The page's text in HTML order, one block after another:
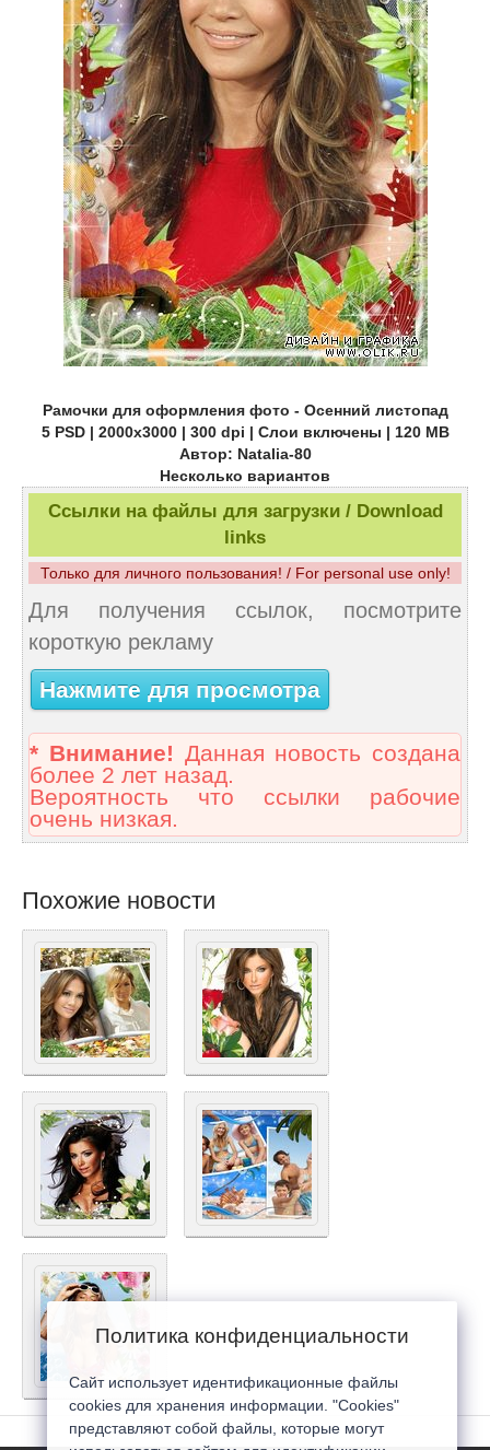
Рамочки для оформления фото - Осенний листопад
5 PSD | 2000x3000 | 300 dpi | Слои включены | 120 MB
Автор: Natalia-80
Несколько вариантов
Ссылки на файлы для загрузки / Download
links
Только для личного пользования! / For personal use only!
Для получения ссылок, посмотрите
короткую рекламу
Нажмите для просмотра
* Внимание! Данная новость создана
более 2 лет назад.
Вероятность что ссылки рабочие
очень низкая.
Похожие новости
Политика конфиденциальности
Сайт использует идентификационные файлы
cookies для хранения информации. "Cookies"
представляют собой файлы, которые могут